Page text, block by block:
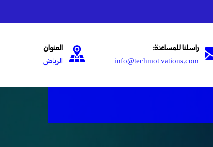
راسلنا للمساعدة:
info@techmotivations.com
العنوان
الرياض